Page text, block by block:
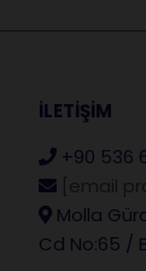
İLETİŞİM
+90 536
Molla
Cd No:65 /